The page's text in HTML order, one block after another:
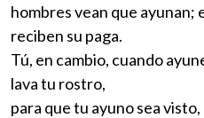
hombres vean que ayunan;
reciben su paga.
Tú, en cambio, cuando
lava tu rostro,
para que tu ayuno sea